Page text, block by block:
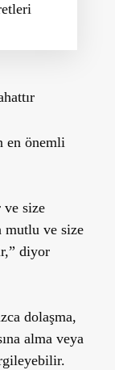
en önemli
ve size
mutlu ve size
diyor
dolaşma,
alma veya